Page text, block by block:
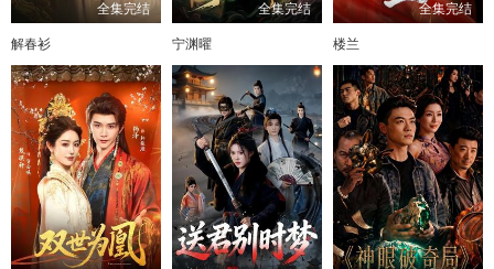
全集完结
解春衫
全集完结
宁渊曜
全集完结
楼兰